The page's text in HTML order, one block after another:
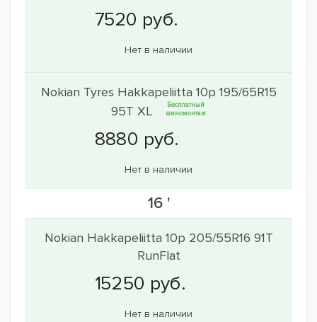
Нет в наличии
Nokian Tyres Hakkapeliitta 10p 195/65R15
95T XL
Бесплатный
шиномонтаж
Нет в наличии
16 '
Nokian Hakkapeliitta 10p 205/55R16 91T
RunFlat
Нет в наличии